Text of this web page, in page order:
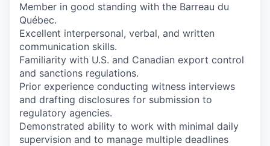
Member in good standing with the Barreau du
Québec.
Excellent interpersonal, verbal, and written
communication skills.
Familiarity with U.S. and Canadian export control
and sanctions regulations.
Prior experience conducting witness interviews
and drafting disclosures for submission to
regulatory agencies.
Demonstrated ability to work with minimal daily
supervision and to manage multiple deadlines